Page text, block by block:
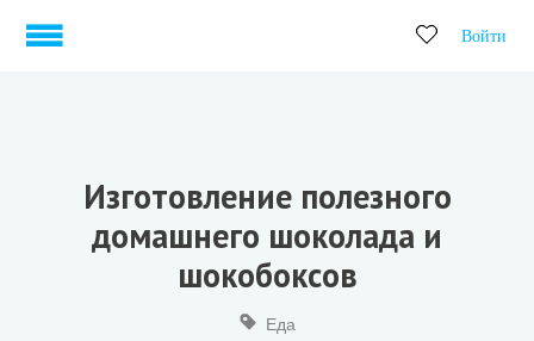
Войти
Изготовление полезного
домашнего шоколада и
шокобоксов
Еда